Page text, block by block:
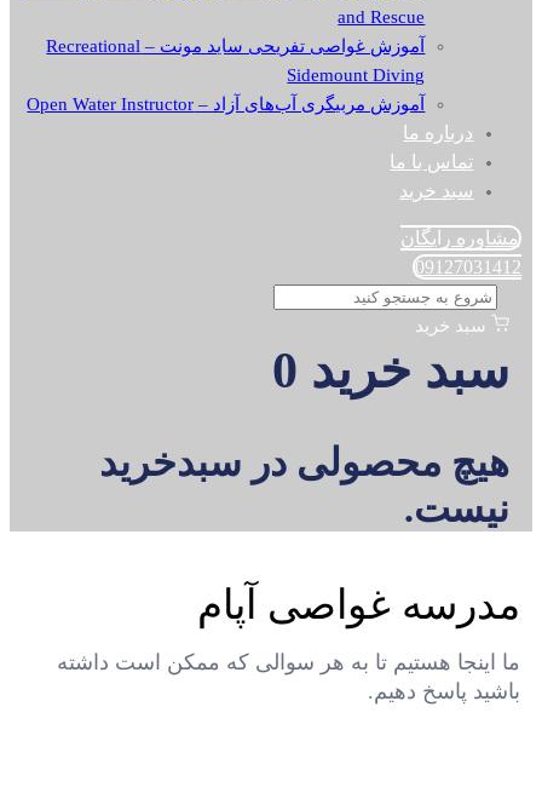
and Rescue
آموزش غواصی تفریحی ساید مونت – Recreational
Sidemount Diving
آموزش مربیگری آب‌های آزاد – Open Water Instructor
درباره ما
تماس با ما
سبد خرید
مشاوره رایگان
09127031412
سبد خرید
سبد خرید 0
هیچ محصولی در سبدخرید
نیست.
مدرسه غواصی آپام
ما اینجا هستیم تا به هر سوالی که ممکن است داشته
باشید پاسخ دهیم.